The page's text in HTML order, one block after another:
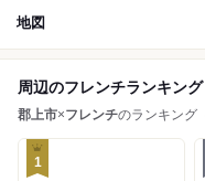
地図
周辺のフレンチランキング
郡上市×フレンチのランキング
1